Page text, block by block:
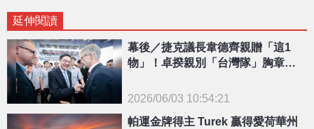
延伸閱讀
{PLAYICON}
幕後／捷克議長韋德齊親贈「這1
物」！卓揆親別「台灣隊」胸章回
2026/06/03 10:54:21
帕運金牌得主 Turek 贏得愛荷華州